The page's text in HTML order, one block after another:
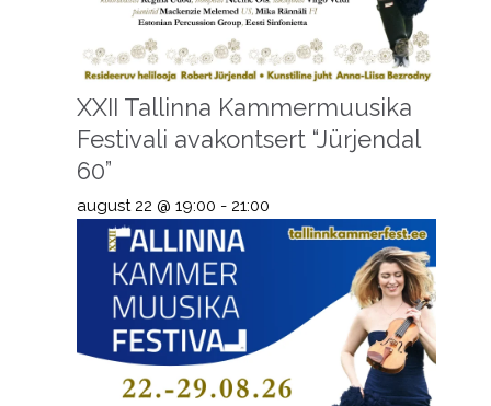
XXII Tallinna Kammermuusika
Festivali avakontsert “Jürjendal
60”
august 22 @ 19:00 - 21:00